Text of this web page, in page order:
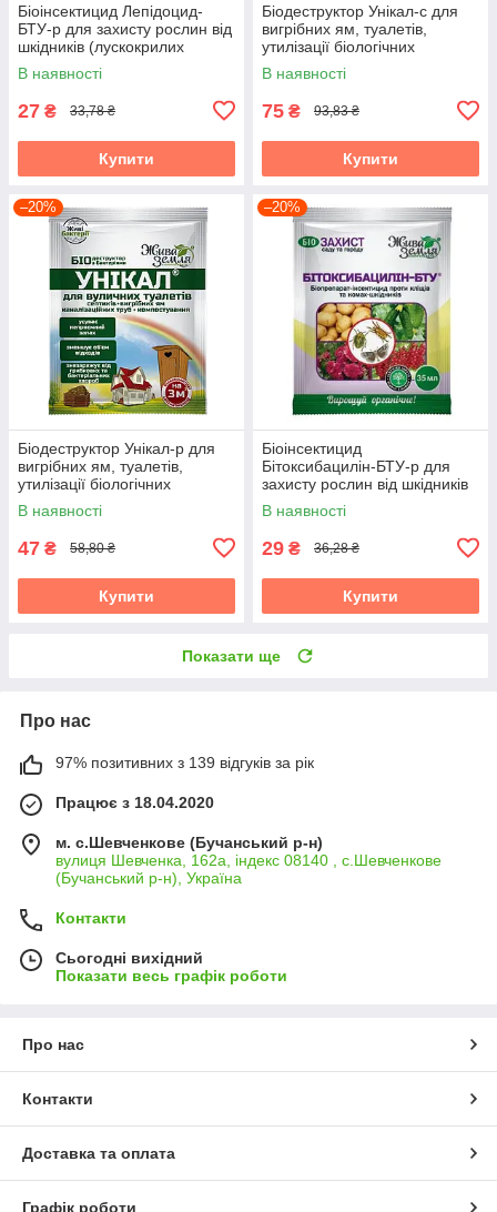
Біоінсектицид Лепідоцид-
БТУ-р для захисту рослин від
шкідників (лускокрилих
комах), 35 мл, БТУ-Центр
В наявності
27 ₴ 33,78 ₴
Купити
Біодеструктор Унікал-с для
вигрібних ям, туалетів,
утилізації біологічних
відходів, 30 г, БТУ-Центр
В наявності
75 ₴ 93,83 ₴
Купити
–20%
Біодеструктор Унікал-р для
вигрібних ям, туалетів,
утилізації біологічних
відходів, 35 мл, БТУ-Центр
В наявності
47 ₴ 58,80 ₴
Купити
–20%
Біоінсектицид
Бітоксибацилін-БТУ-р для
захисту рослин від шкідників
(жуків, кліщів), 35 мл, БТУ-
Центр
В наявності
29 ₴ 36,28 ₴
Купити
Показати ще
Про нас
97% позитивних з 139 відгуків за рік
Працює з 18.04.2020
м. с.Шевченкове (Бучанський р-н)
вулиця Шевченка, 162а, індекс 08140 , с.Шевченкове
(Бучанський р-н), Україна
Контакти
Сьогодні вихідний
Показати весь графік роботи
Про нас
Контакти
Доставка та оплата
Графік роботи